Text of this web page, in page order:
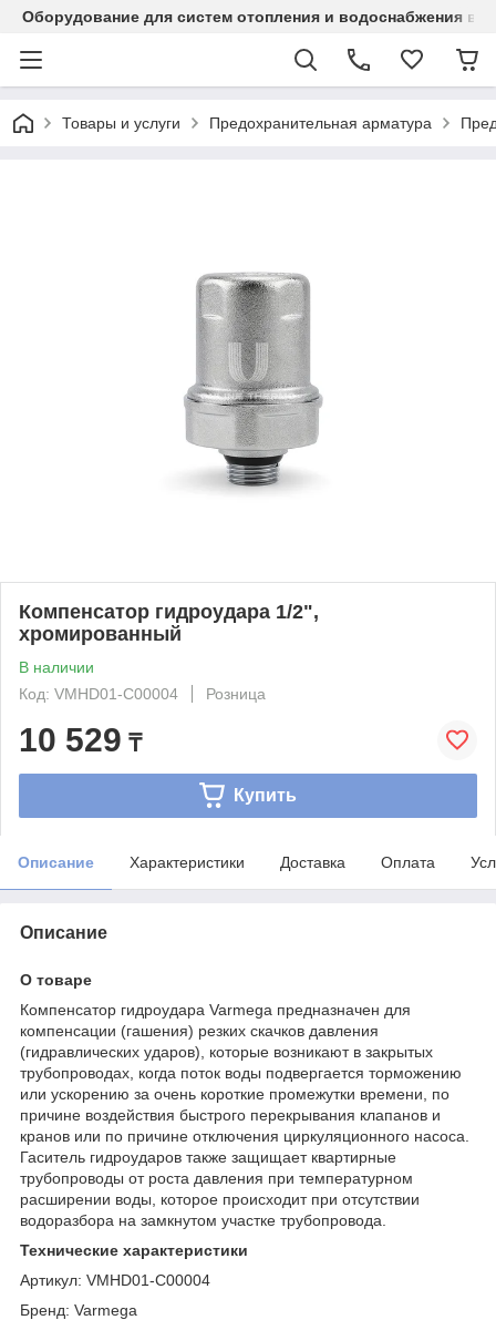
Оборудование для систем отопления и водоснабжения в
Товары и услуги Предохранительная арматура
Компенсатор гидроудара 1/2",
хромированный
В наличии
Код: VMHD01-C00004
Розница
10 529 ₸
Купить
Описание Характеристики Доставка Оплата
Описание
О товаре
Компенсатор гидроудара Varmega предназначен для
компенсации (гашения) резких скачков давления
(гидравлических ударов), которые возникают в закрытых
трубопроводах, когда поток воды подвергается торможению
или ускорению за очень короткие промежутки времени, по
причине воздействия быстрого перекрывания клапанов и
кранов или по причине отключения циркуляционного насоса.
Гаситель гидроударов также защищает квартирные
трубопроводы от роста давления при температурном
расширении воды, которое происходит при отсутствии
водоразбора на замкнутом участке трубопровода.
Технические характеристики
Артикул: VMHD01-C00004
Бренд: Varmega